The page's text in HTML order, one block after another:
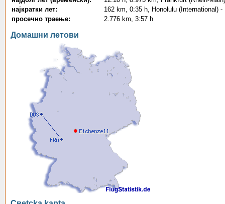
најкратки лет:
162 km, 0:35 h, Honolulu (International)
просечно траење:
2.776 km, 3:57 h
Домашни летови